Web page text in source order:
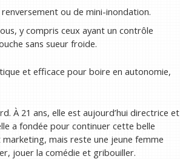
ou de mini-inondation.
y compris ceux ayant un contrôle
sans sueur froide.
et efficace pour boire en autonomie,
À 21 ans, elle est aujourd’hui directrice et
a fondée pour continuer cette belle
mais reste une jeune femme
jouer la comédie et gribouiller.